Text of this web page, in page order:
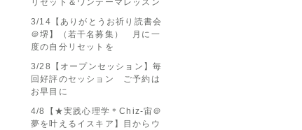
リセット＆ワンテーマレッスン
3/14【ありがとうお祈り読書会
＠堺】（若干名募集） 月に一
度の自分リセットを
3/28【オープンセッション】毎
回好評のセッション ご予約は
お早目に
4/8【★実践心理学＊Chiz-宙＠
夢を叶えるイスキア】目からウ